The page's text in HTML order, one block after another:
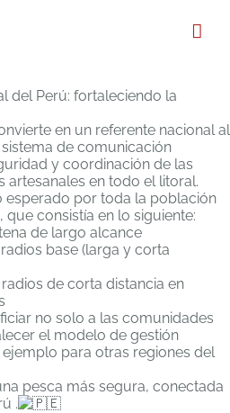
del Perú: fortaleciendo la
en un referente nacional al
de comunicación
y coordinación de las
en todo el litoral.
esperado por toda la población
que consistía en lo siguiente:
de largo alcance
base (larga y corta
de corta distancia en
no solo a las comunidades
el modelo de gestión
para otras regiones del
pesca más segura, conectada
.